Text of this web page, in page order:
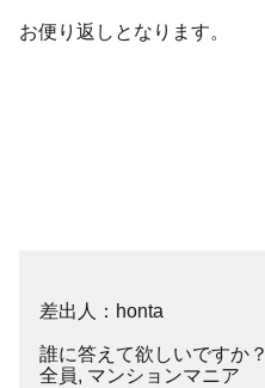
お便り返しとなります。
差出人：honta
誰に答えて欲しいですか？
全員, マンションマニア